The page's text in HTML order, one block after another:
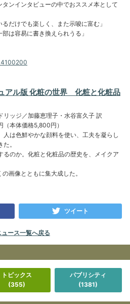
タンインタビューの中でおススメ本として
だけでも楽しく、また示唆に富む」
は容易に書き換えられうる」
アル版 化粧の世界 化粧と化粧品
リッジ／加藤恵理子・水谷富久子 訳
（本体価格5,800円）
人は色鮮やかな顔料を使い、工夫を凝らし
。
るのか。化粧と化粧品の歴史を、メイクア
画像とともに集大成した。
ツイート
ース一覧へ戻る
トピックス
(355)
パブリシティ
(1381)